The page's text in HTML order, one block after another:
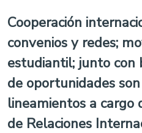
Cooperación
convenios y redes;
estudiantil; junto con
de oportunidades
lineamientos a
de Relaciones